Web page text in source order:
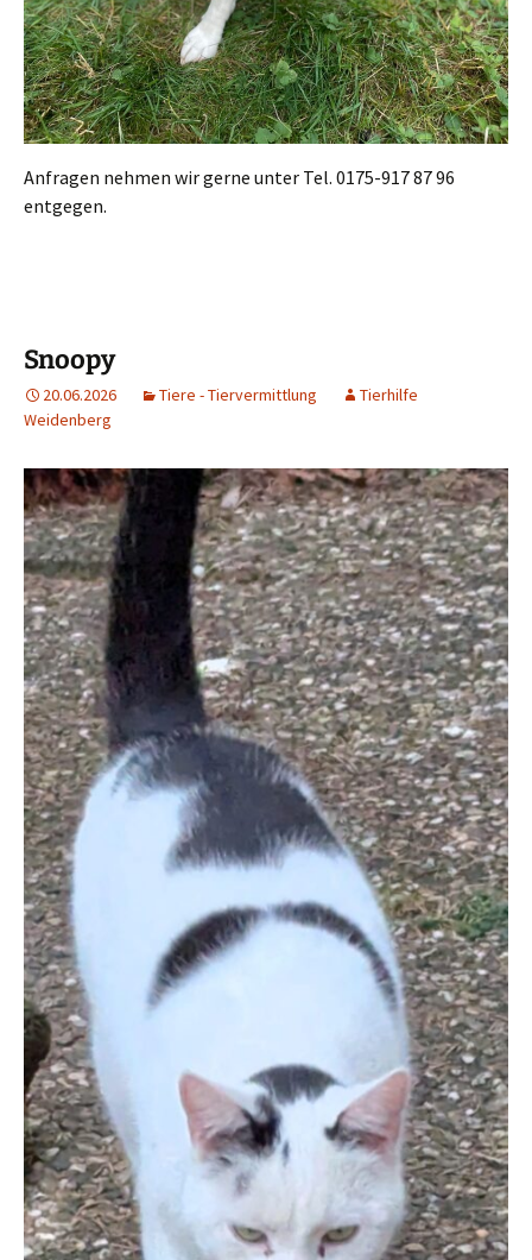
Anfragen nehmen wir gerne unter Tel. 0175-917 87 96
entgegen.
Snoopy
20.06.2026 Tiere - Tiervermittlung
Tierhilfe
Weidenberg